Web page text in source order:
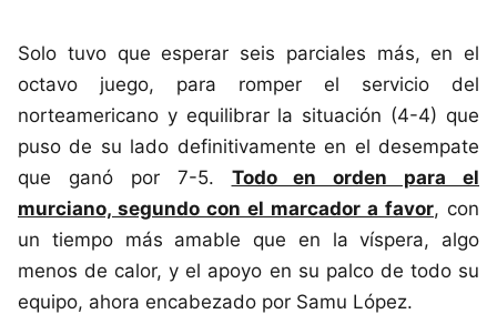
Solo tuvo que esperar seis parciales más, en el
octavo juego, para romper el servicio del
norteamericano y equilibrar la situación (4-4) que
puso de su lado definitivamente en el desempate
que ganó por 7-5. Todo en orden para el
murciano, segundo con el marcador a favor, con
un tiempo más amable que en la víspera, algo
menos de calor, y el apoyo en su palco de todo su
equipo, ahora encabezado por Samu López.